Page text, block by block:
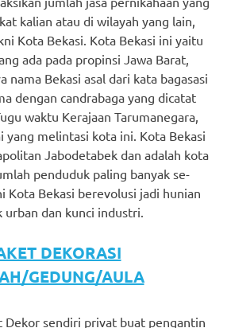
kalian atau di wilayah yang lain,
Kota Bekasi. Kota Bekasi ini yaitu
ada pada propinsi Jawa Barat,
nama Bekasi asal dari kata bagasasi
dengan candrabaga yang dicatat
waktu Kerajaan Tarumanegara,
yang melintasi kota ini. Kota Bekasi
Jabodetabek dan adalah kota
penduduk paling banyak se-
Kota Bekasi berevolusi jadi hunian
urban dan kunci industri.
DEKORASI
GEDUNG/AULA
Dekor sendiri privat buat pengantin